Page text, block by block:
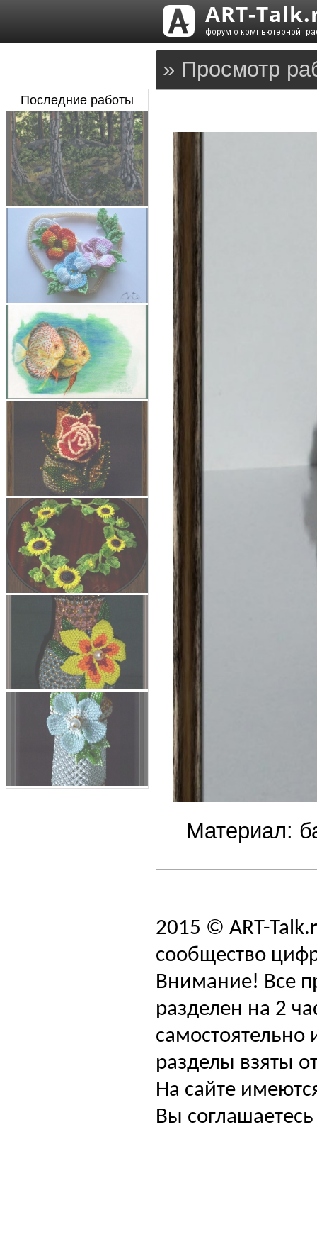
» Просмотр
Материал:
Последние работы
2015 © ART-
сообщество
Внимание! Все
разделен на 2
самостоятельно
разделы взяты
На сайте
Вы